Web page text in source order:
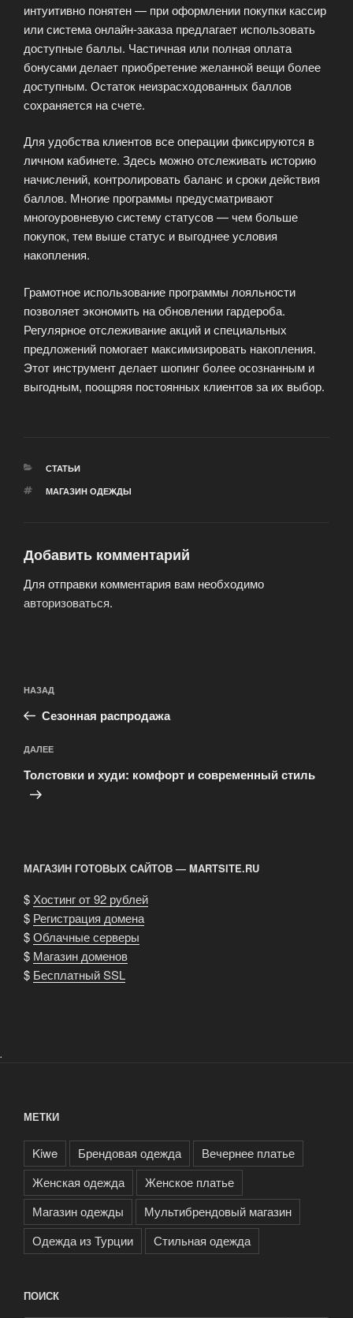
интуитивно понятен — при оформлении покупки кассир
или система онлайн-заказа предлагает использовать
доступные баллы. Частичная или полная оплата
бонусами делает приобретение желанной вещи более
доступным. Остаток неизрасходованных баллов
сохраняется на счете.
Для удобства клиентов все операции фиксируются в
личном кабинете. Здесь можно отслеживать историю
начислений, контролировать баланс и сроки действия
баллов. Многие программы предусматривают
многоуровневую систему статусов — чем больше
покупок, тем выше статус и выгоднее условия
накопления.
Грамотное использование программы лояльности
позволяет экономить на обновлении гардероба.
Регулярное отслеживание акций и специальных
предложений помогает максимизировать накопления.
Этот инструмент делает шопинг более осознанным и
выгодным, поощряя постоянных клиентов за их выбор.
РУБРИКИ
СТАТЬИ
МЕТКИ
МАГАЗИН ОДЕЖДЫ
Добавить комментарий
Для отправки комментария вам необходимо
авторизоваться.
по
записям
Предыдущая
запись:
НАЗАД
Сезонная распродажа
Следующая
запись
ДАЛЕЕ
Толстовки и худи: комфорт и современный стиль
МАГАЗИН ГОТОВЫХ САЙТОВ — MARTSITE.RU
$ Хостинг от 92 рублей
$ Регистрация домена
$Облачные серверы
$ Магазин доменов
$ Бесплатный SSL
.
МЕТКИ
Kiwe Брендовая одежда
Вечернее платье
Женская одежда
Женское платье
Магазин одежды
Мультибрендовый магазин
Одежда из Турции
Стильная одежда
ПОИСК